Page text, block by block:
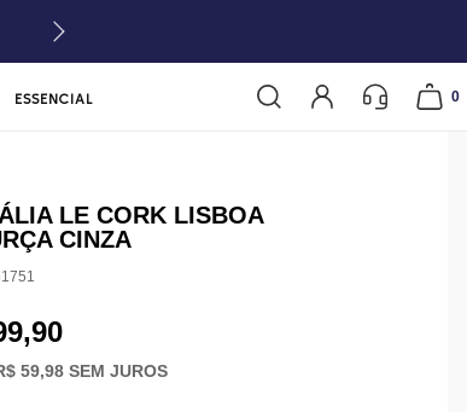
ESSENCIAL 0
LE CORK LISBOA
CINZA
59,98SEM JUROS